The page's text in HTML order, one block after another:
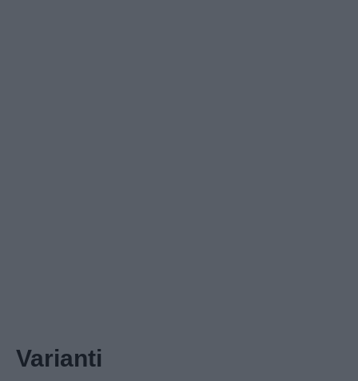
Varianti